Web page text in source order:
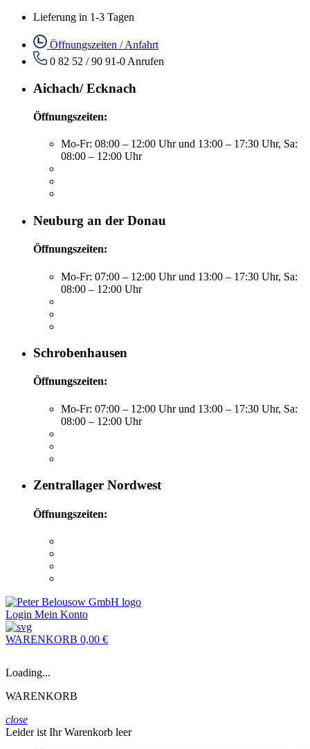
Lieferung in 1-3 Tagen
Öffnungszeiten / Anfahrt
0 82 52 / 90 91-0 Anrufen
Aichach/ Ecknach
Öffnungszeiten:
Mo-Fr: 08:00 – 12:00 Uhr und 13:00 – 17:30 Uhr, Sa:
08:00 – 12:00 Uhr
Neuburg an der Donau
Öffnungszeiten:
Mo-Fr: 07:00 – 12:00 Uhr und 13:00 – 17:30 Uhr, Sa:
08:00 – 12:00 Uhr
Schrobenhausen
Öffnungszeiten:
Mo-Fr: 07:00 – 12:00 Uhr und 13:00 – 17:30 Uhr, Sa:
08:00 – 12:00 Uhr
Zentrallager Nordwest
Öffnungszeiten:
Login Mein Konto
WARENKORB 0,00 €
Loading...
WARENKORB
close
Leider ist Ihr Warenkorb leer